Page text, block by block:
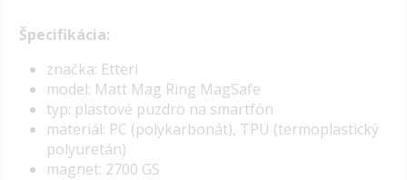
Špecifikácia:
značka: Etteri
model: Matt Mag Ring MagSafe
typ: plastové puzdro na smartfón
materiál: PC (polykarbonát), TPU (termoplastický
polyuretán)
magnet: 2700 GS